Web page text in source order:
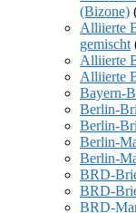
(Bizone)
Alliierte
gemischt
Alliierte
Alliierte
Bayern-
Berlin-
Berlin-
Berlin-
Berlin-
BRD-
BRD-
BRD-